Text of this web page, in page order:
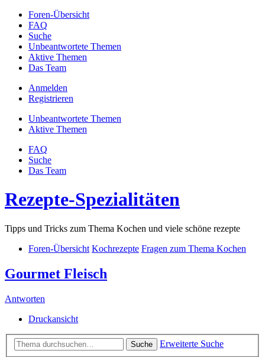
Foren-Übersicht
FAQ
Suche
Unbeantwortete Themen
Aktive Themen
Das Team
Anmelden
Registrieren
Unbeantwortete Themen
Aktive Themen
FAQ
Suche
Das Team
Rezepte-Spezialitäten
Tipps und Tricks zum Thema Kochen und viele schöne rezepte
Foren-Übersicht Kochrezepte Fragen zum Thema Kochen
Gourmet Fleisch
Antworten
Druckansicht
Suche
Erweiterte Suche